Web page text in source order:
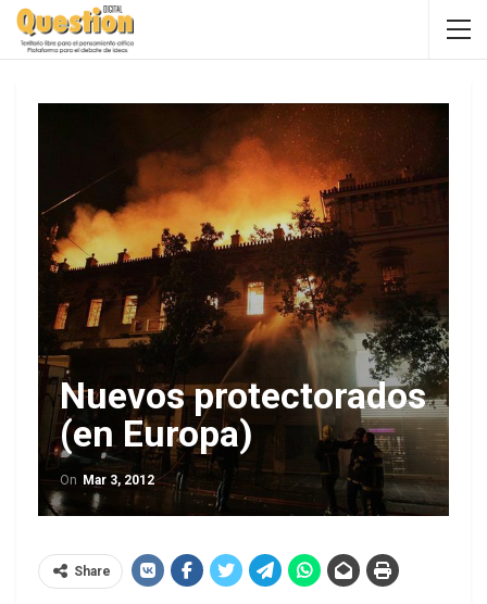
Nuevos protectorados
(en Europa)
On Mar 3, 2012
Share